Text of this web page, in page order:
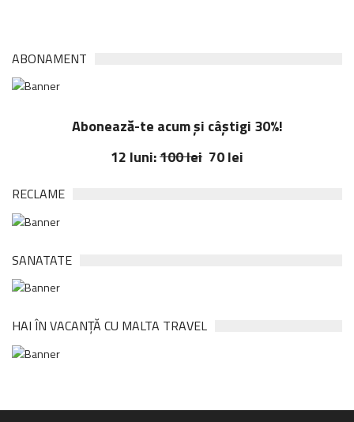
ABONAMENT
Abonează-te acum și câștigi 30%!
12 luni:100 lei 70 lei
RECLAME
SANATATE
HAI ÎN VACANȚĂ CU MALTA TRAVEL